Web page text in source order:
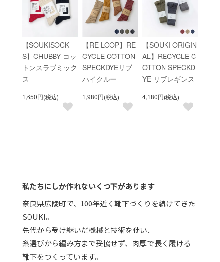
【SOUKISOCK
S】CHUBBY コッ
トンスラブミック
ス
1,650円(税込)
【RE LOOP】RE
CYCLE COTTON
SPECKDYEリブ
ハイクルー
1,980円(税込)
【SOUKI ORIGIN
AL】RECYCLE C
OTTON SPECKD
YE リブレギンス
4,180円(税込)
私たちにしか作れないくつ下があります
奈良県広陵町で、100年近く靴下づくりを続けてきた
SOUKI。
先代から受け継いだ機械と技術を使い、
糸選びから編み方まで妥協せず、肉厚で長く履ける
靴下をつくっています。